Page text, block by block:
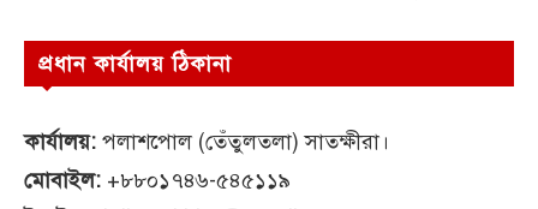
প্রধান কার্যালয় ঠিকানা
কার্যালয়: পলাশপোল (তেঁতুলতলা) সাতক্ষীরা।
মোবাইল: +৮৮০১৭৪৬-৫৪৫১১৯